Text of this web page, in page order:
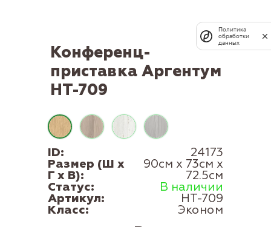
Конференц-
приставка Аргентум
НТ-709
ID: 24173
Размер (Ш x
Г x В):
90см x 73см x
72.5см
Статус: В наличии
Артикул: НТ-709
Класс: Эконом
Политика
обработки
данных